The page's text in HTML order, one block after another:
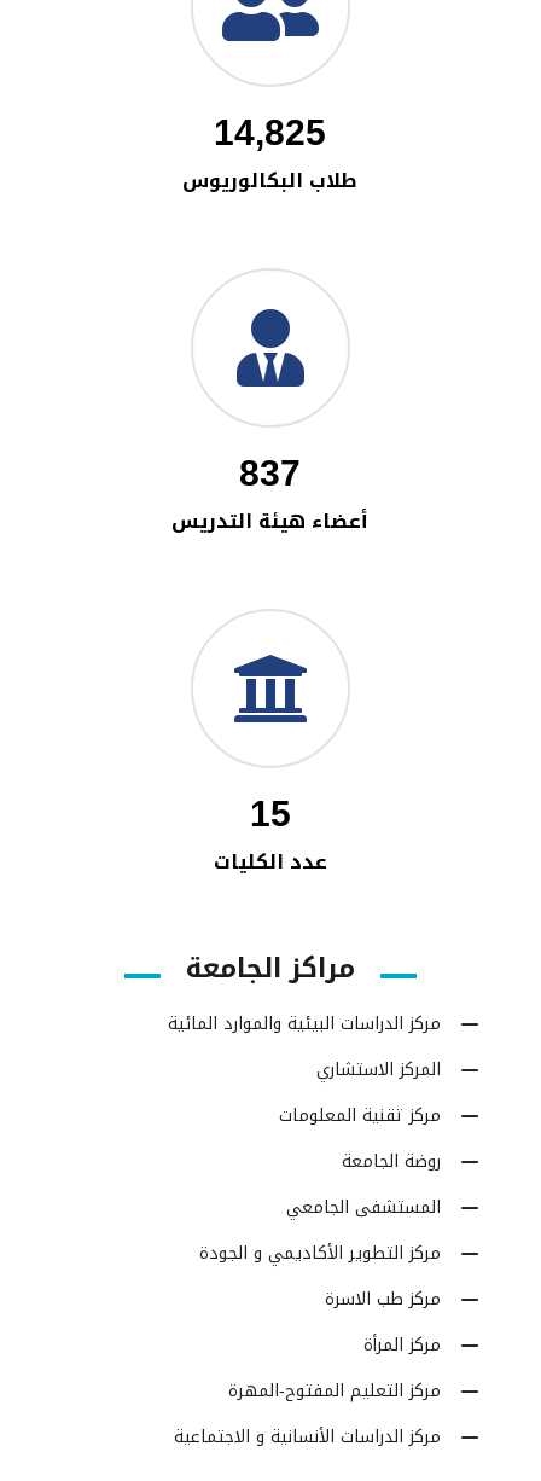
14,825
طلاب البكالوريوس
837
أعضاء هيئة التدريس
15
عدد الكليات
مراكز الجامعة
مركز الدراسات البيئية والموارد المائية
المركز الاستشاري
مركز تقنية المعلومات
روضة الجامعة
المستشفى الجامعي
مركز التطوير الأكاديمي و الجودة
مركز طب الاسرة
مركز المرأة
مركز التعليم المفتوح-المهرة
مركز الدراسات الأنسانية و الاجتماعية